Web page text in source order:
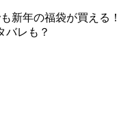
新年の福袋が買える！
バレも？